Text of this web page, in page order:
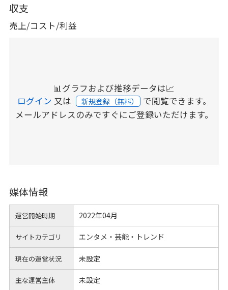
収支
売上/コスト/利益
📊グラフおよび推移データは📈
ログイン 又は 新規登録（無料） で閲覧できます。
メールアドレスのみですぐにご登録いただけます。
媒体情報
運営開始時期 2022年04月
サイトカテゴリ エンタメ・芸能・トレンド
現在の運営状況 未設定
主な運営主体 未設定